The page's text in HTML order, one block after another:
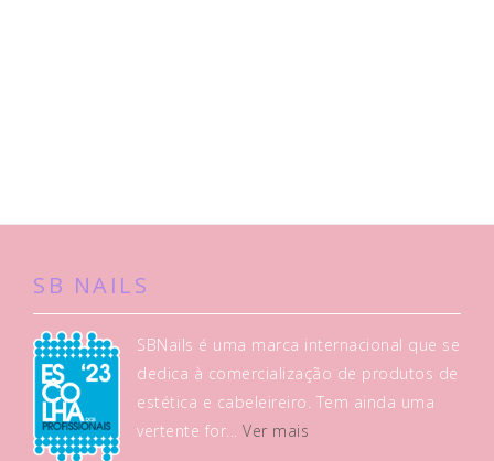
SB NAILS
SBNails é uma marca internacional que se
dedica à comercialização de produtos de
estética e cabeleireiro. Tem ainda uma
vertente for...Ver mais